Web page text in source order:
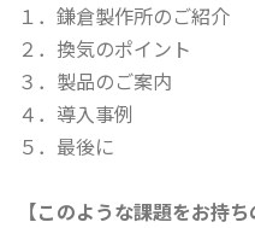
１．鎌倉製作所のご紹介
２．換気のポイント
３．製品のご案内
４．導入事例
５．最後に
【このような課題をお持